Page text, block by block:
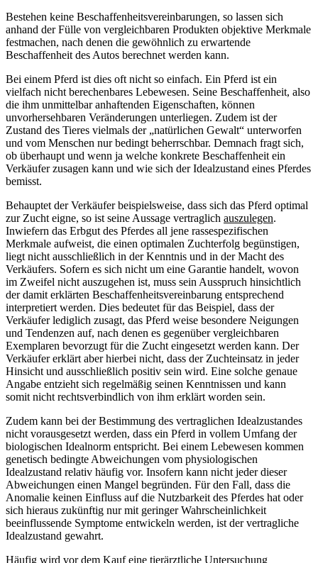
Bestehen keine Beschaffenheitsvereinbarungen, so lassen sich
anhand der Fülle von vergleichbaren Produkten objektive Merkmale
festmachen, nach denen die gewöhnlich zu erwartende
Beschaffenheit des Autos berechnet werden kann.
Bei einem Pferd ist dies oft nicht so einfach. Ein Pferd ist ein
vielfach nicht berechenbares Lebewesen. Seine Beschaffenheit, also
die ihm unmittelbar anhaftenden Eigenschaften, können
unvorhersehbaren Veränderungen unterliegen. Zudem ist der
Zustand des Tieres vielmals der „natürlichen Gewalt“ unterworfen
und vom Menschen nur bedingt beherrschbar. Demnach fragt sich,
ob überhaupt und wenn ja welche konkrete Beschaffenheit ein
Verkäufer zusagen kann und wie sich der Idealzustand eines Pferdes
bemisst.
Behauptet der Verkäufer beispielsweise, dass sich das Pferd optimal
zur Zucht eigne, so ist seine Aussage vertraglich auszulegen.
Inwiefern das Erbgut des Pferdes all jene rassespezifischen
Merkmale aufweist, die einen optimalen Zuchterfolg begünstigen,
liegt nicht ausschließlich in der Kenntnis und in der Macht des
Verkäufers. Sofern es sich nicht um eine Garantie handelt, wovon
im Zweifel nicht auszugehen ist, muss sein Ausspruch hinsichtlich
der damit erklärten Beschaffenheitsvereinbarung entsprechend
interpretiert werden. Dies bedeutet für das Beispiel, dass der
Verkäufer lediglich zusagt, das Pferd weise besondere Neigungen
und Tendenzen auf, nach denen es gegenüber vergleichbaren
Exemplaren bevorzugt für die Zucht eingesetzt werden kann. Der
Verkäufer erklärt aber hierbei nicht, dass der Zuchteinsatz in jeder
Hinsicht und ausschließlich positiv sein wird. Eine solche genaue
Angabe entzieht sich regelmäßig seinen Kenntnissen und kann
somit nicht rechtsverbindlich von ihm erklärt worden sein.
Zudem kann bei der Bestimmung des vertraglichen Idealzustandes
nicht vorausgesetzt werden, dass ein Pferd in vollem Umfang der
biologischen Idealnorm entspricht. Bei einem Lebewesen kommen
genetisch bedingte Abweichungen vom physiologischen
Idealzustand relativ häufig vor. Insofern kann nicht jeder dieser
Abweichungen einen Mangel begründen. Für den Fall, dass die
Anomalie keinen Einfluss auf die Nutzbarkeit des Pferdes hat oder
sich hieraus zukünftig nur mit geringer Wahrscheinlichkeit
beeinflussende Symptome entwickeln werden, ist der vertragliche
Idealzustand gewahrt.
Häufig wird vor dem Kauf eine tierärztliche Untersuchung